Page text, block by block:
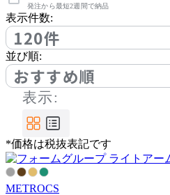
アノニマカステッリ
Another Garden
アナザーガーデン
ARIAKE
アリアケ
発注から最短2週間で納品
表示件数:
120件
並び順:
おすすめ順
表示:
*価格は税抜表記です
METROCS